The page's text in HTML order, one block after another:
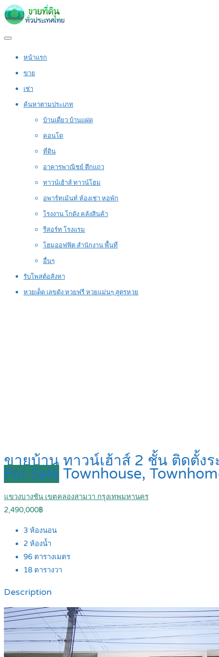
หน้าแรก
ขาย
เช่า
ค้นหาตามประเภท
บ้านเดี่ยว บ้านแฝด
คอนโด
ที่ดิน
อาคารพาณิชย์ ตึกแถว
ทาวน์เฮ้าส์ ทาวน์โฮม
อพาร์ทเม้นท์ ห้องเช่า หอพัก
โรงงาน โกดัง คลังสินค้า
รีสอร์ท โรงแรม
โฮมออฟฟิต สำนักงาน พื้นที่
อื่นๆ
รับโพสต์อสังหา
หวยเด็ด เลขดัง หวยฟรี หวยแม่นๆ สูตรหวย
ขายบ้าน ทาวน์เฮ้าส์ 2 ชั้น ติดตั้ง
For Sale Townhouse,
แขวงบางชัน เขตคลองสามวา กรุงเทพมหานคร
2,490,000฿
3 ห้องนอน
2 ห้องน้ำ
96 ตารางเมตร
18 ตารางวา
Description